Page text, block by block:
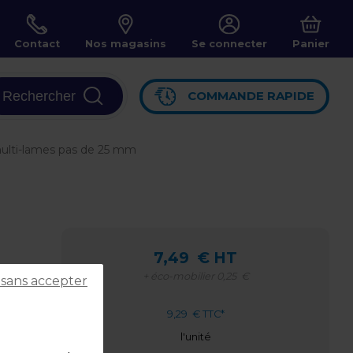
Contact Nos magasins Se connecter Panier
Rechercher COMMANDE RAPIDE
lames pas de 25 mm
7,49 € HT
9,29 € TTC*
l'unité
accepter